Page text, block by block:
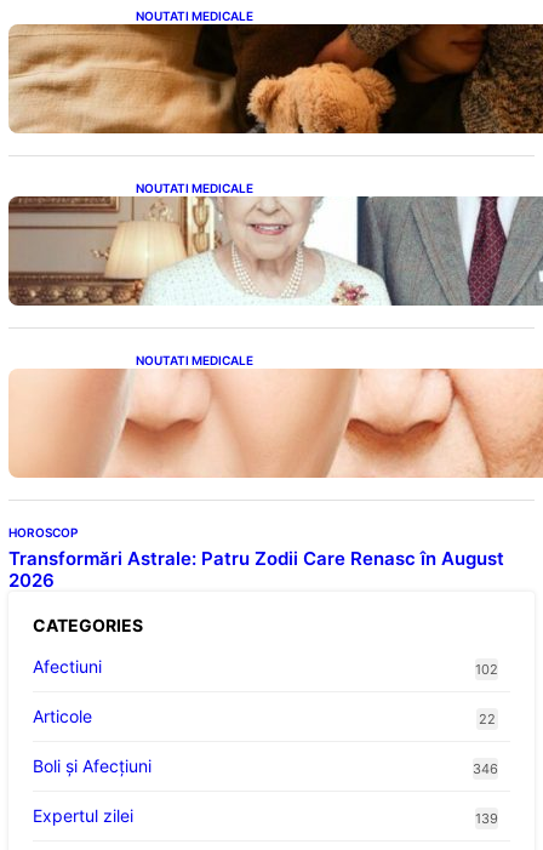
NOUTATI MEDICALE
Somnul Sănătos: Câte Ore Trebuie Să Dormi
în Funcție de Vârstă și Impactul Asupra
Sănătății
NOUTATI MEDICALE
Longevitatea în Rândul Celebrităților: Lecții
din Viața Prințului Philip și a Altora care Au
Fost Pe Punctul de a Împlini 100 de Ani
NOUTATI MEDICALE
Evoluția Personalității după 70 de Ani: Ce
Revelații Ne Oferă Studiile Psihologice
HOROSCOP
Transformări Astrale: Patru Zodii Care Renasc în August
2026
CATEGORIES
Afectiuni
102
Articole 22
Boli și Afecțiuni 346
Expertul zilei 139